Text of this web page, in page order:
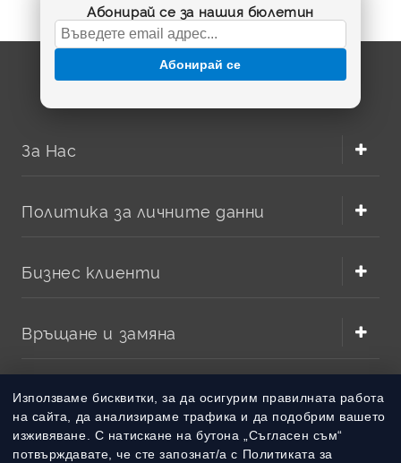
Използваме бисквитки, за да осигурим правилната работа
на сайта, да анализираме трафика и да подобрим вашето
изживяване. С натискане на бутона „Съгласен съм“
потвърждавате, че сте запознат/а с Политиката за
Абонирай се за нашия бюлетин
Абонирай се
За Нас
Политика за личните данни
Бизнес клиенти
Връщане и замяна
Методи на плащане
Методи на доставка